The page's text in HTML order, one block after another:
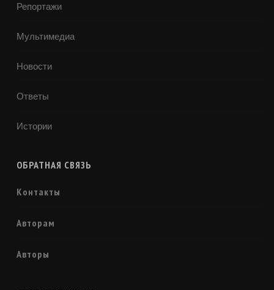
Репортажи
Мультимедиа
Новости
Ответы
Истории
ОБРАТНАЯ СВЯЗЬ
Контакты
Авторам
Авторы